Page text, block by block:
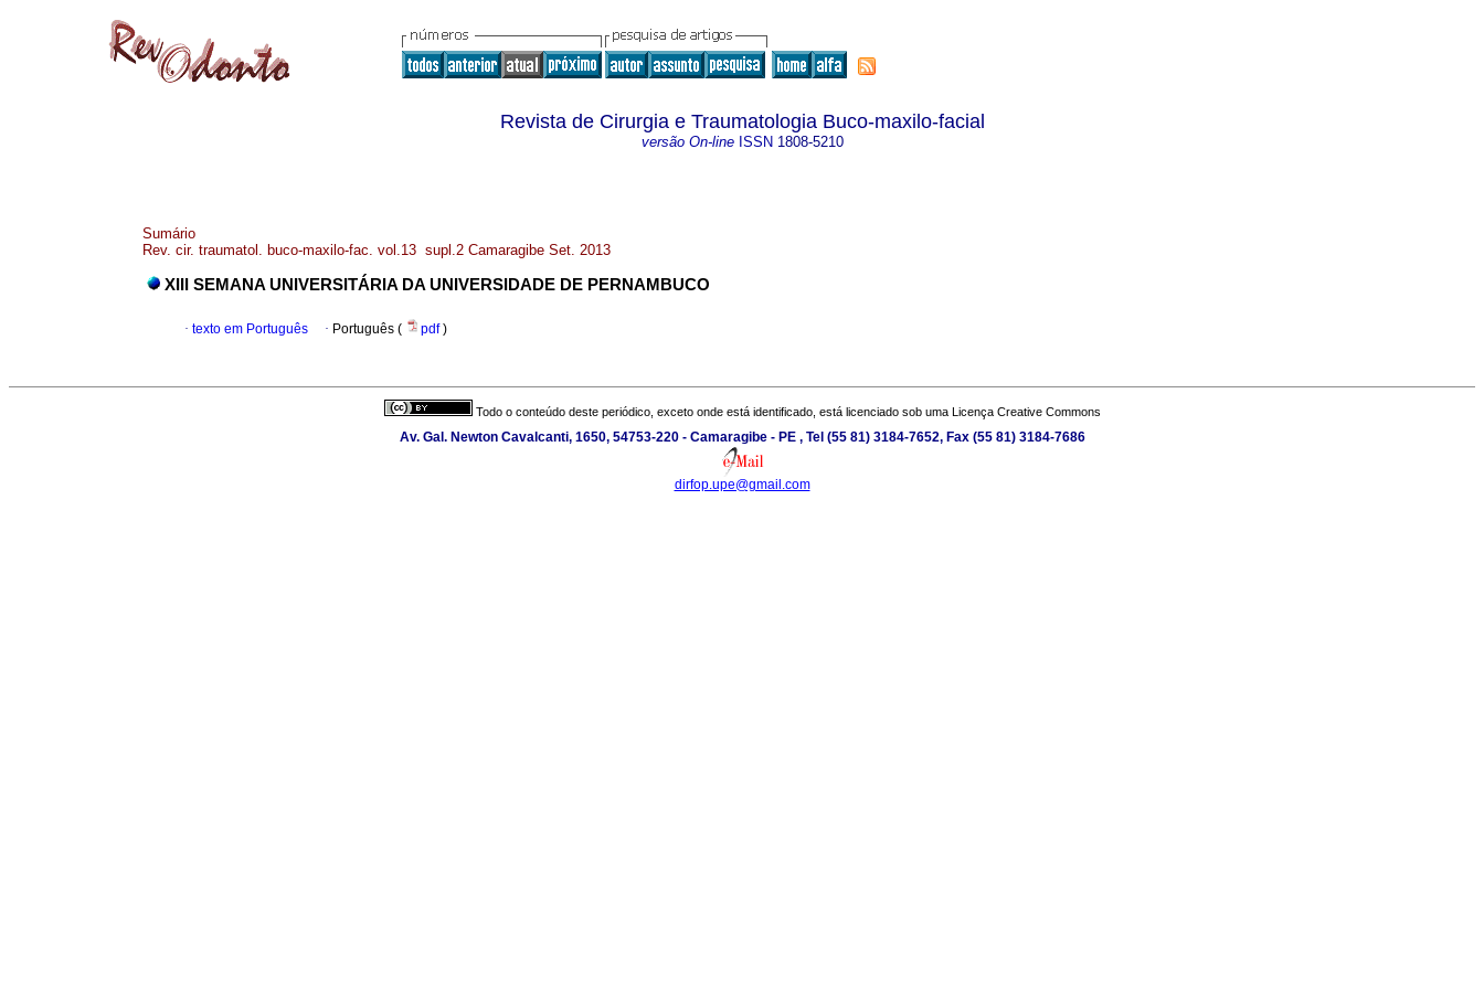
Revista de Cirurgia e Traumatologia Buco-maxilo-facial
versão On-lineISSN 1808-5210
Sumário
Rev. cir. traumatol. buco-maxilo-fac. vol.13 supl.2 Camaragibe Set. 2013
XIII SEMANA UNIVERSITÁRIA DA UNIVERSIDADE DE PERNAMBUCO
· texto em Português · Português ( pdf)
Todo o conteúdo deste periódico, exceto onde está identificado, está licenciado sob uma Licença Creative Commons
Av. Gal. Newton Cavalcanti, 1650, 54753-220 - Camaragibe - PE , Tel (55 81) 3184-7652, Fax (55 81) 3184-7686
dirfop.upe@gmail.com